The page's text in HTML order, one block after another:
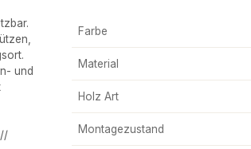
und
Farbe
Material
Holz Art
Montagezustand